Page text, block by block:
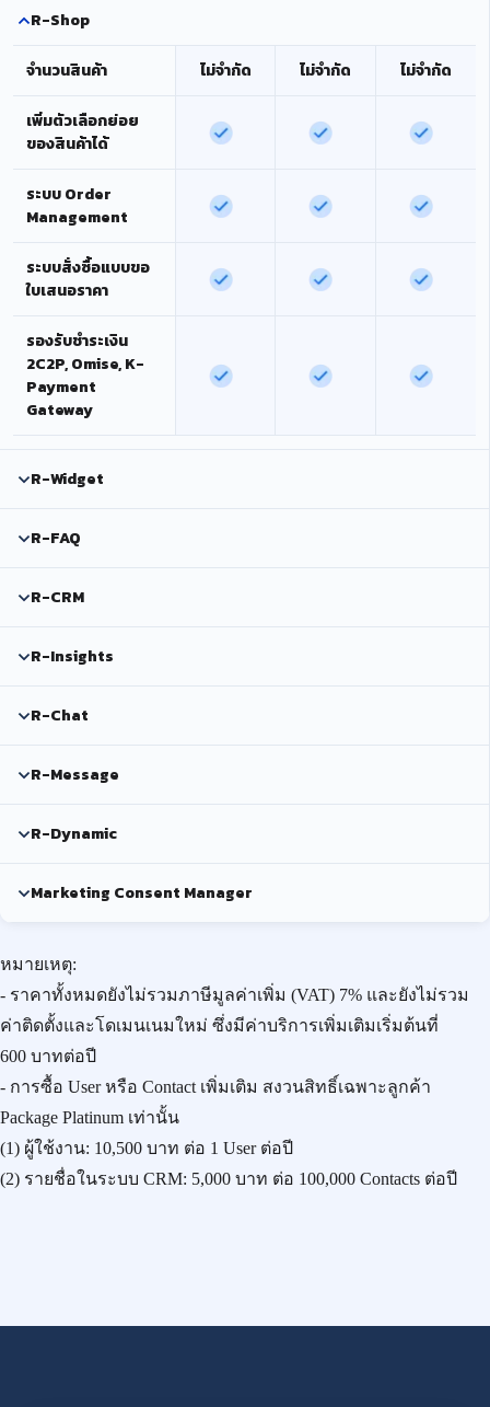
R-Shop
จำนวนสินค้า ไม่จำกัด ไม่จำกัด ไม่จำกัด
เพิ่มตัวเลือกย่อย
ของสินค้าได้
ระบบ Order
Management
ระบบสั่งซื้อแบบขอ
ใบเสนอราคา
รองรับชำระเงิน
2C2P, Omise, K-
Payment
Gateway
R-Widget
R-FAQ
R-CRM
R-Insights
R-Chat
R-Message
R-Dynamic
Marketing Consent Manager
หมายเหตุ:
- ราคาทั้งหมดยังไม่รวมภาษีมูลค่าเพิ่ม (VAT) 7% และยังไม่รวม
ค่าติดตั้งและโดเมนเนมใหม่ ซึ่งมีค่าบริการเพิ่มเติมเริ่มต้นที่
600 บาทต่อปี
- การซื้อ User หรือ Contact เพิ่มเติม สงวนสิทธิ์เฉพาะลูกค้า
Package Platinum เท่านั้น
(1) ผู้ใช้งาน: 10,500 บาท ต่อ 1 User ต่อปี
(2) รายชื่อในระบบ CRM: 5,000 บาท ต่อ 100,000 Contacts ต่อปี